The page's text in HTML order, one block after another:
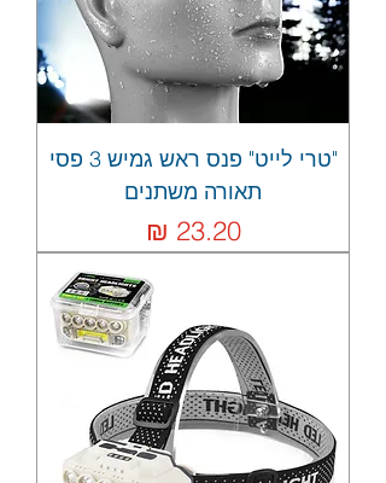
"טרי לייט" פנס ראש גמיש 3 פסי
תאורה משתנים
מחיר‏23.20 ‏₪